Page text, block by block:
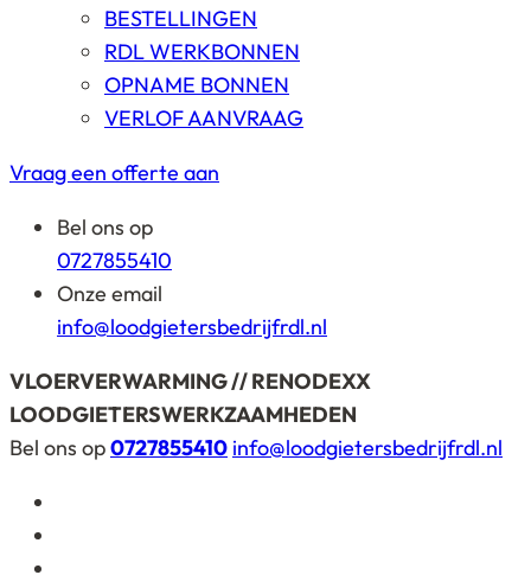
BESTELLINGEN
RDL WERKBONNEN
OPNAME BONNEN
VERLOF AANVRAAG
Vraag een offerte aan
Bel ons op
0727855410
Onze email
info@loodgietersbedrijfrdl.nl
VLOERVERWARMING // RENODEXX
LOODGIETERSWERKZAAMHEDEN
Bel ons op0727855410 info@loodgietersbedrijfrdl.nl